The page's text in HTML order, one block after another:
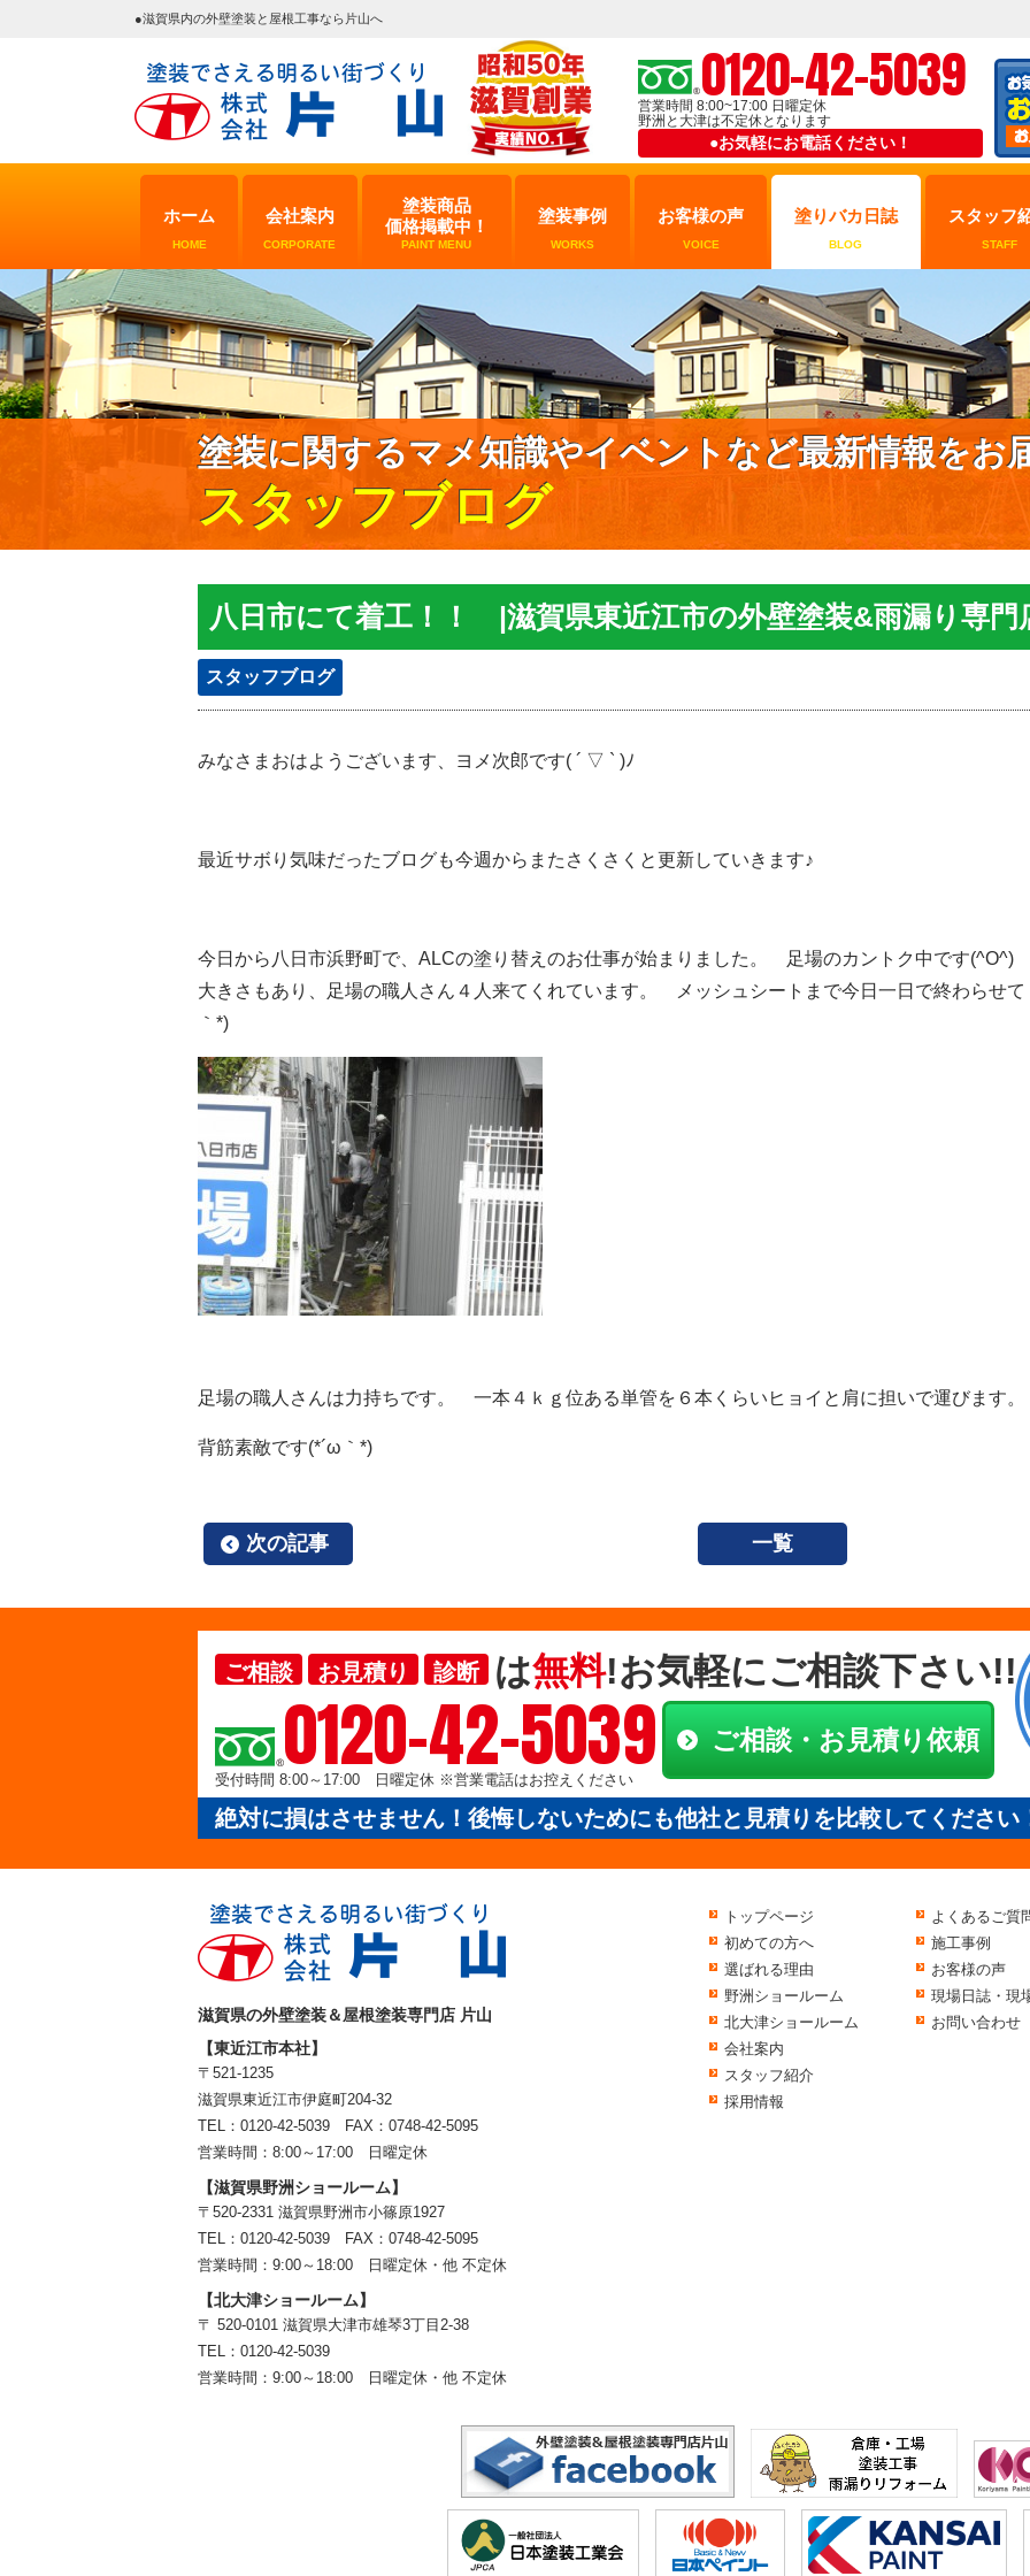
●滋賀県内の外壁塗装と屋根工事なら片山へ
0120-42-5039
営業時間 8:00~17:00 日曜定休
野洲と大津は不定休となります
●お気軽にお電話ください！
ホーム
HOME
会社案内
CORPORATE
塗装商品
価格掲載中！
PAINT MENU
塗装事例
WORKS
お客様の声
VOICE
塗りバカ日誌
BLOG
スタッフ
STAFF
塗装に関するマメ知識やイベントなど最新情報をお
スタッフブログ
八日市にて着工！！ |滋賀県東近江市の外壁塗装&雨漏り専
スタッフブログ
みなさまおはようございます、ヨメ次郎です( ´ ▽ ` )ﾉ
最近サボり気味だったブログも今週からまたさくさくと更新していきます♪
今日から八日市浜野町で、ALCの塗り替えのお仕事が始まりました。 足場のカントク中です
大きさもあり、足場の職人さん４人来てくれています。 メッシュシートまで今日一日で終わらせ
｀*)
足場の職人さんは力持ちです。 一本４ｋｇ位ある単管を６本くらいヒョイと肩に担いで運びます。
背筋素敵です(*´ω｀*)
次の記事 一覧
ご相談 お見積り 診断 は無料!お気軽にご相談下さい!!
0120-42-5039
受付時間 8:00～17:00 日曜定休 ※営業電話はお控えください
ご相談・お見積り依頼
絶対に損はさせません！後悔しないためにも他社と見積りを比較してください
滋賀県の外壁塗装＆屋根塗装専門店 片山
【東近江市本社】
〒521-1235
滋賀県東近江市伊庭町204-32
TEL：0120-42-5039 FAX：0748-42-5095
営業時間：8:00～17:00 日曜定休
【滋賀県野洲ショールーム】
〒520-2331 滋賀県野洲市小篠原1927
TEL： 0120-42-5039 FAX：0748-42-5095
営業時間：9:00～18:00
日曜定休・他 不定休
【北大津ショールーム】
〒 520-0101 滋賀県大津市雄琴3丁目2-38
TEL： 0120-42-5039
営業時間：9:00～18:00
日曜定休・他 不定休
トップページ
初めての方へ
選ばれる理由
野洲ショールーム
北大津ショールーム
会社案内
スタッフ紹介
採用情報
よくあるご質
施工事例
お客様の声
現場日誌・現
お問い合わせ